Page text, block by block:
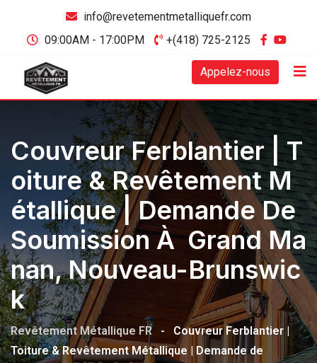
info@revetementmetalliquefr.com
09:00AM - 17:00PM
+(418) 725-2125
Appelez-nous
Couvreur Ferblantier | T
Oiture & Revêtement M
Étallique | Demande De
Soumission À Grand Ma
Nan, Nouveau-Brunswic
K
Revêtement Métallique FR -
Couvreur Ferblantier |
Toiture & Revêtement Métallique | Demande de